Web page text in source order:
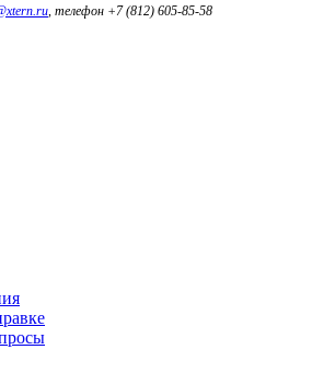
, телефон +7 (812) 605-85-58